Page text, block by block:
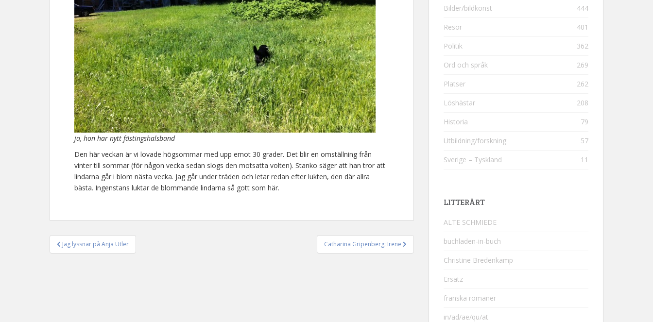
ja, hon har nytt fästingshalsband
Den här veckan är vi lovade högsommar med upp emot 30 grader. Det blir en omställning från
vinter till sommar (för någon vecka sedan slogs den motsatta volten). Stanko säger att han tror att
lindarna går i blom nästa vecka. Jag går under träden och letar redan efter lukten, den där allra
bästa. Ingenstans luktar de blommande lindarna så gott som här.
Inläggsnavigering
Jag lyssnar på Anja Utler Catharina Gripenberg: Irene
Bilder/bildkonst 444
Resor 401
Politik 362
Ord och språk 269
Platser 262
Löshästar 208
Historia 79
Utbildning/forskning 57
Sverige – Tyskland 11
LITTERÄRT
ALTE SCHMIEDE
buchladen-in-buch
Christine Bredenkamp
Ersatz
franska romaner
in/ad/ae/qu/at